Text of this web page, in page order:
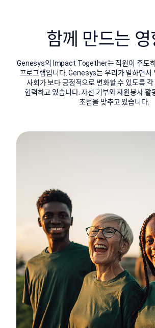
함께 만드는 영
Genesys의 Impact Together는 직원이 주도
프로그램입니다. Genesys는 우리가 일하면서
사회가 보다 긍정적으로 변화할 수 있도록 각
협력하고 있습니다. 자선 기부와 자원봉사 활
초점을 맞추고 있습니다.